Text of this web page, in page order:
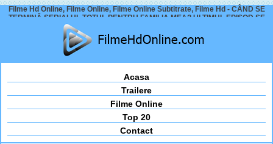
Filme Hd Online, Filme Online, Filme Online Subtitrate, Filme Hd - CÂND SE
TERMINĂ SERIALUL TOTUL PENTRU FAMILIA MEA? ULTIMUL EPISOD SE
Acasa
Trailere
Filme Online
Top 20
Contact